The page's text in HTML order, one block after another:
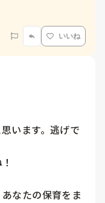
いいね
います。逃げで
なたの保育をま